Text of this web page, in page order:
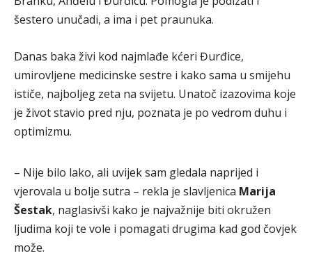
šestero unučadi, a ima i pet praunuka.
Danas baka živi kod najmlađe kćeri Đurđice,
umirovljene medicinske sestre i kako sama u smijehu
ističe, najboljeg zeta na svijetu. Unatoč izazovima koje
je život stavio pred nju, poznata je po vedrom duhu i
optimizmu.
– Nije bilo lako, ali uvijek sam gledala naprijed i
vjerovala u bolje sutra – rekla je slavljenica Marija
Šestak, naglasivši kako je najvažnije biti okružen
ljudima koji te vole i pomagati drugima kad god čovjek
može.